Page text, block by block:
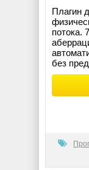
Плагин
потока.
без